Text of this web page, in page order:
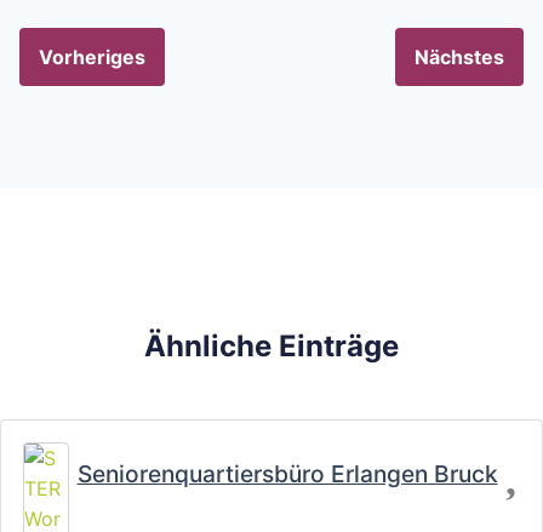
Vorheriges Nächstes
Ähnliche Einträge
Seniorenquartiersbüro Erlangen Bruck